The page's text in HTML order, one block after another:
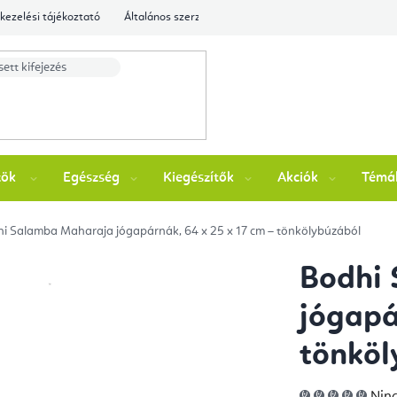
tájékoztató Általános szerződési feltételek
Egészség Kiegészítők Akciók
Salamba Maharaja jógapárnák, 64 x 25 x 17 cm – tönkölybúzából
Bodhi
A